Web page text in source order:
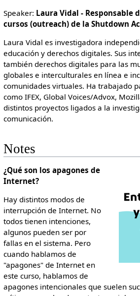
Speaker: Laura Vidal - Responsable
cursos (outreach) de la Shutdown
Laura Vidal es investigadora
educación y derechos digitales. Sus
también derechos digitales para las
globales e interculturales en línea e
comunidades virtuales. Ha trabajado
como IFEX, Global Voices/Advox,
distintos proyectos ligados a la
comunicación.
Notes
¿Qué son los apagones de
Internet?
Hay distintos modos de
interrupción de Internet. No
todos tienen intenciones,
algunos pueden ser por
fallas en el sistema. Pero
cuando hablamos de
"apagones" de Internet en
este curso, hablamos de
apagones intencionales que suelen